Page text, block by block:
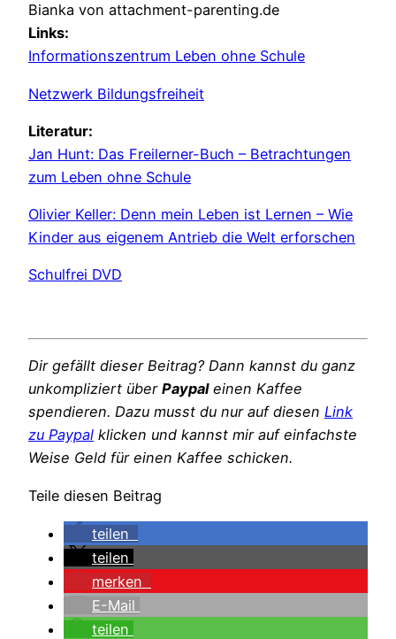
Bianka von attachment-parenting.de
Links:
Informationszentrum Leben ohne Schule
Netzwerk Bildungsfreiheit
Literatur:
Jan Hunt: Das Freilerner-Buch – Betrachtungen
zum Leben ohne Schule
Olivier Keller: Denn mein Leben ist Lernen – Wie
Kinder aus eigenem Antrieb die Welt erforschen
Schulfrei DVD
Dir gefällt dieser Beitrag? Dann kannst du ganz
unkompliziert über Paypaleinen Kaffee
spendieren. Dazu musst du nur auf diesen Link
zu Paypal klicken und kannst mir auf einfachste
Weise Geld für einen Kaffee schicken.
Teile diesen Beitrag
teilen
teilen
merken
E-Mail
teilen